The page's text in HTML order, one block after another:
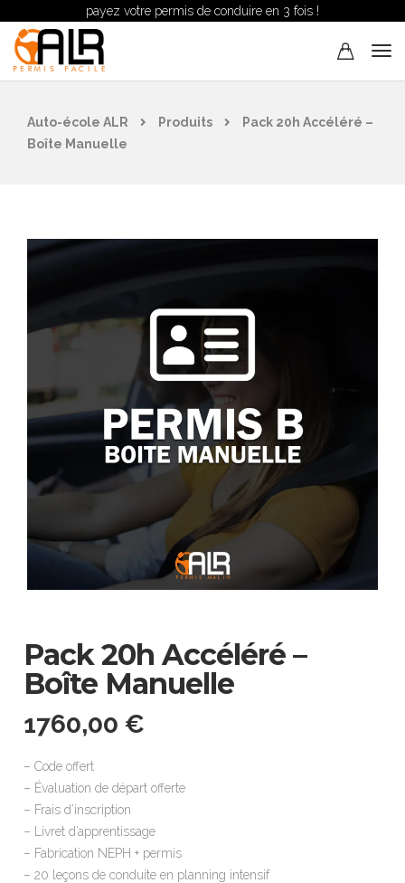
payez votre permis de conduire en 3 fois !
Auto-école ALR Produits
Pack 20h Accéléré –
Boîte Manuelle
Pack 20h Accéléré –
Boîte Manuelle
1760,00€
– Code offert
– Évaluation de départ offerte
– Frais d’inscription
– Livret d’apprentissage
– Fabrication NEPH + permis
– 20 leçons de conduite en planning intensif